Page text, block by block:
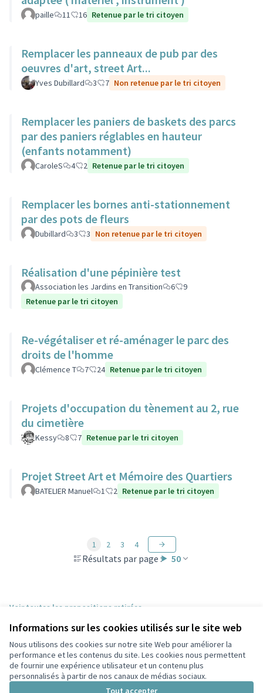
Informations sur les cookies utilisés sur le site web
Nous utilisons des cookies sur notre site Web pour améliorer la
performance et les contenus du site. Les cookies nous permettent
de fournir une expérience utilisateur et un contenu plus
personnalisés à partir de nos canaux de médias sociaux.
Tout accepter
paille 11 16 Retenue par le tri citoyen
Remplacer les panneaux de pub par des
oeuvres d'art, street Art...
Yves Dubillard 3 7 Non retenue par le tri citoyen
Remplacer les paniers de baskets des parcs
par des paniers réglables en hauteur
(enfants notamment)
CaroleS 4 2 Retenue par le tri citoyen
Remplacer les bornes anti-stationnement
par des pots de fleurs
Dubillard 3 3 Non retenue par le tri citoyen
Réalisation d'une pépinière test
Association les Jardins en Transition 6
9
Retenue par le tri citoyen
Re-végétaliser et ré-aménager le parc des
droits de l'homme
Clémence T 7 24 Retenue par le tri citoyen
Projets d'occupation du tènement au 2, rue
du cimetière
Kessy 8 7 Retenue par le tri citoyen
Projet Street Art et Mémoire des Quartiers
BATELIER Manuel 1 2 Retenue par le tri citoyen
Résultats par page : 50
1 2 3 4
Voir toutes les propositions retirées
Conditions d'utilisation
Paramètres des cookies
Participez Villeurbanne sur X
(Lien externe)
Participez Villeurbanne sur Facebook
Participez Villeurbanne sur Instagram
Participez Villeurbanne sur YouTube
(Lien externe)